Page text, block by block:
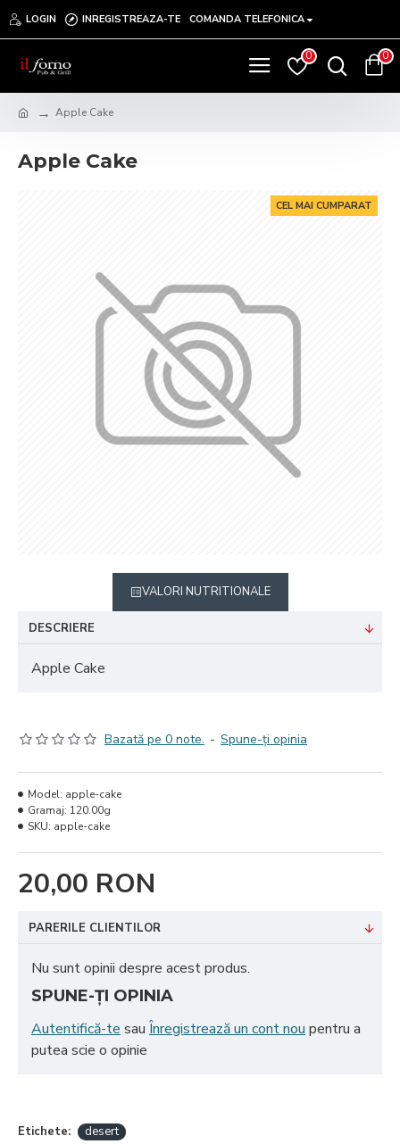
LOGIN INREGISTREAZA-TE COMANDA TELEFONICA
0 0
Apple Cake
Apple Cake
CEL MAI CUMPARAT
VALORI NUTRITIONALE
DESCRIERE
Apple Cake
Bazată pe 0 note. - Spune-ţi opinia
20,00 RON
Model: apple-cake
Gramaj: 120.00g
SKU: apple-cake
PARERILE CLIENTILOR
Nu sunt opinii despre acest produs.
SPUNE-ŢI OPINIA
Autentifică-te sau Înregistrează un cont nou pentru a
putea scie o opinie
Etichete: desert